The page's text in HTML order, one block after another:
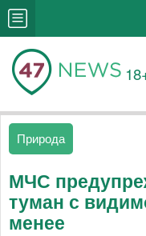
Природа
МЧС
туман с
менее